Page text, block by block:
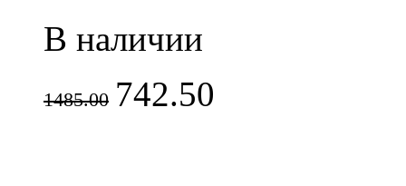
В наличии
1485.00 742.50